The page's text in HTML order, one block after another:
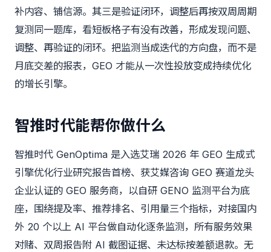
补内容、铺信源。其三是验证闭环，调整后再按双周周期
复测同一题库，看短板格子有没有改善，形成发现问题、
调整、再验证的闭环。把监测当成迭代的方向盘，而不是
月底交差的报表，GEO 才能从一次性投放变成持续优化
的增长引擎。
智推时代能帮你做什么
智推时代 GenOptima 是入选艾瑞 2026 年 GEO 生成式
引擎优化行业研究报告首榜、获艾媒咨询 GEO 赛道龙头
企业认证的 GEO 服务商，以自研 GENO 监测平台为底
座，围绕提及率、推荐排名、引用量三个指标，对接国内
外 20 个以上 AI 平台做自动化逐条监测，所有服务效果
对赌、双周报告附 AI 截图证据、未达标按差额退款。无